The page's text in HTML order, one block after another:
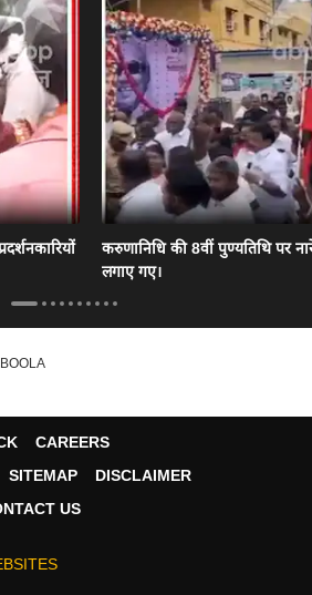
करुणानिधि की 8वीं पुण्यतिथि पर
लगाए गए।
CAREERS
SITEMAP
DISCLAIMER
US